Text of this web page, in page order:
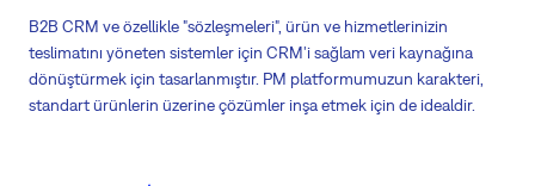
B2B CRM ve özellikle "sözleşmeleri", ürün ve hizmetlerinizin
teslimatını yöneten sistemler için CRM'i sağlam veri kaynağına
dönüştürmek için tasarlanmıştır. PM platformumuzun karakteri,
standart ürünlerin üzerine çözümler inşa etmek için de idealdir.